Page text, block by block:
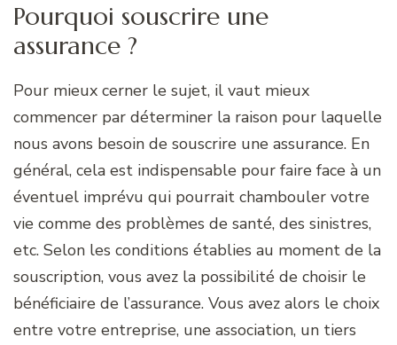
Pourquoi souscrire une
assurance ?
Pour mieux cerner le sujet, il vaut mieux
commencer par déterminer la raison pour laquelle
nous avons besoin de souscrire une assurance. En
général, cela est indispensable pour faire face à un
éventuel imprévu qui pourrait chambouler votre
vie comme des problèmes de santé, des sinistres,
etc. Selon les conditions établies au moment de la
souscription, vous avez la possibilité de choisir le
bénéficiaire de l’assurance. Vous avez alors le choix
entre votre entreprise, une association, un tiers